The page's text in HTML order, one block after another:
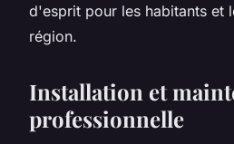
d'esprit pour les habitants et
région.
Installation et
professionnelle